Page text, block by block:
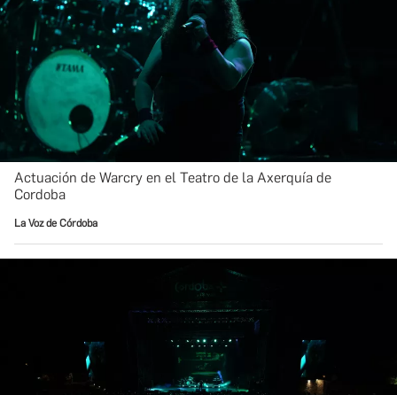
Actuación de Warcry en el Teatro de la Axerquía de
Cordoba
La Voz de Córdoba